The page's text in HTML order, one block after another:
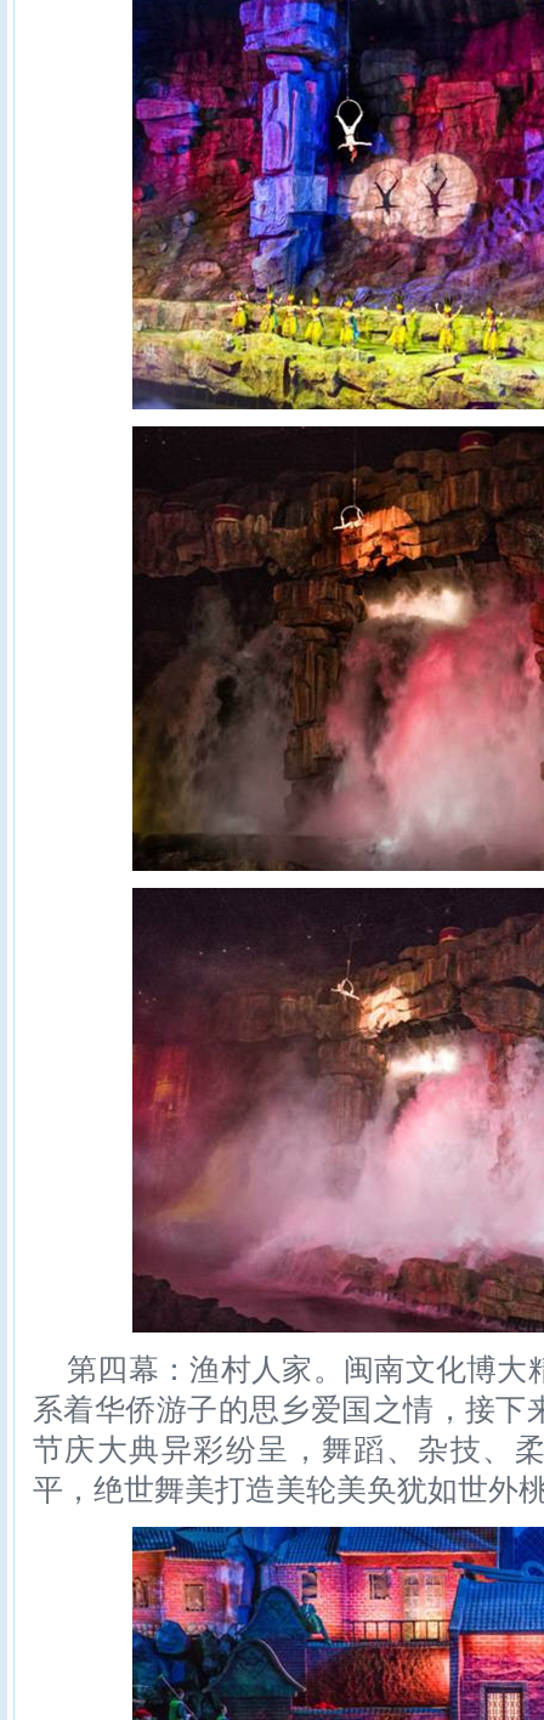
第四幕：渔村人家。闽南文化博大
系着华侨游子的思乡爱国之情，接下
节庆大典异彩纷呈，舞蹈、杂技、
平，绝世舞美打造美轮美奂犹如世外